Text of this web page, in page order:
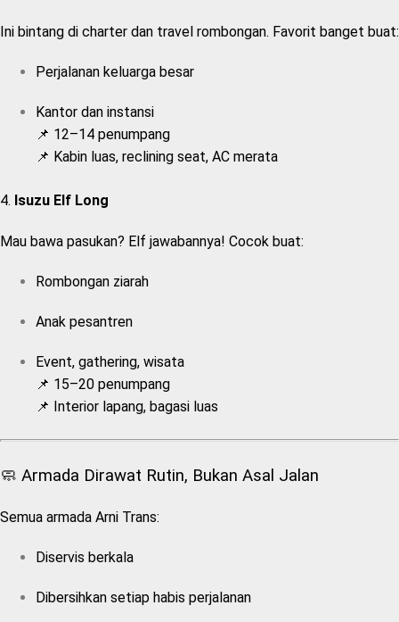
Ini bintang di charter dan travel rombongan. Favorit banget buat:
Perjalanan keluarga besar
Kantor dan instansi
📌 12–14 penumpang
📌 Kabin luas, reclining seat, AC merata
4. Isuzu Elf Long
Mau bawa pasukan? Elf jawabannya! Cocok buat:
Rombongan ziarah
Anak pesantren
Event, gathering, wisata
📌 15–20 penumpang
📌 Interior lapang, bagasi luas
🧼 Armada Dirawat Rutin, Bukan Asal Jalan
Semua armada Arni Trans:
Diservis berkala
Dibersihkan setiap habis perjalanan